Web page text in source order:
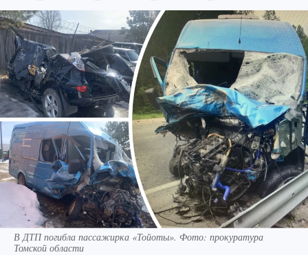
В ДТП погибла пассажирка «Тойоты». Фото: прокуратура
Томской области